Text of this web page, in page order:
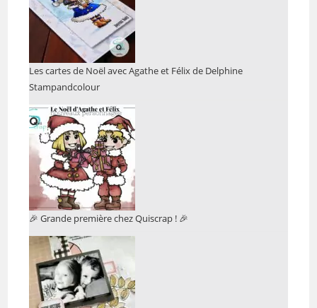
Les cartes de Noël avec Agathe et Félix de Delphine
Stampandcolour
🎉 Grande première chez Quiscrap ! 🎉